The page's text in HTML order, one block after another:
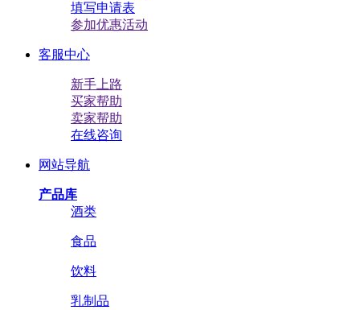
填写申请表
参加优惠活动
客服中心
新手上路
买家帮助
卖家帮助
在线咨询
网站导航
产品库
酒类
食品
饮料
乳制品